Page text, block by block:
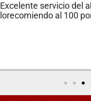
10/10! I hired Javier
crash in Sept of 2020